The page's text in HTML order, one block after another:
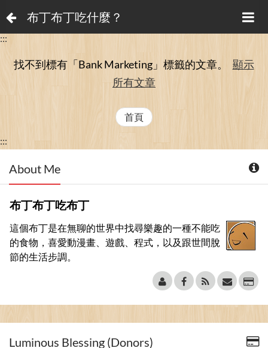
布丁布丁吃什麼？
:::
找不到標有「Bank Marketing」標籤的文章。
顯示
所有文章
首頁
:::
About Me
布丁布丁吃布丁
這個布丁是在無聊的世界中找尋樂趣的一種不能吃
的食物，喜愛動漫畫、遊戲、程式，以及跟世間脫
節的生活步調。
Luminous Blessing (Donors)